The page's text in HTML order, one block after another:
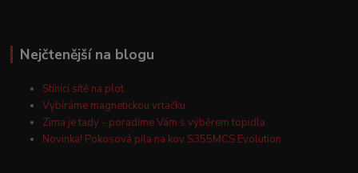
Nejčtenější na blogu
Stínící sítě na plot
Vybíráme magnetickou vrtačku
Zima je tady - poradíme Vám s výběrem topidla
Novinka! Pokosová pila na kov S355MCS Evolution